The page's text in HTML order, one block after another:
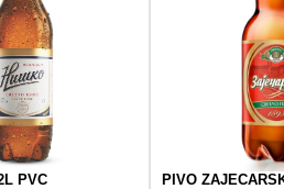
PVC PIVO